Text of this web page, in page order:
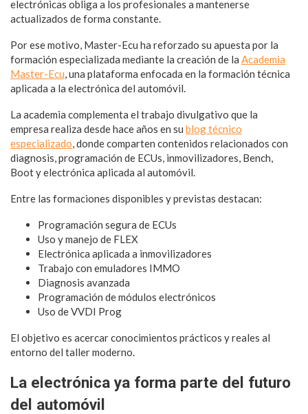
electrónicas obliga a los profesionales a mantenerse
actualizados de forma constante.
Por ese motivo, Master-Ecu ha reforzado su apuesta por la
formación especializada mediante la creación de la Academia
Master-Ecu, una plataforma enfocada en la formación técnica
aplicada a la electrónica del automóvil.
La academia complementa el trabajo divulgativo que la
empresa realiza desde hace años en su blog técnico
especializado, donde comparten contenidos relacionados con
diagnosis, programación de ECUs, inmovilizadores, Bench,
Boot y electrónica aplicada al automóvil.
Entre las formaciones disponibles y previstas destacan:
Programación segura de ECUs
Uso y manejo de FLEX
Electrónica aplicada a inmovilizadores
Trabajo con emuladores IMMO
Diagnosis avanzada
Programación de módulos electrónicos
Uso de VVDI Prog
El objetivo es acercar conocimientos prácticos y reales al
entorno del taller moderno.
La electrónica ya forma parte del futuro
del automóvil